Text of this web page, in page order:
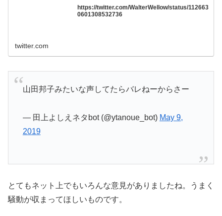
https://twitter.com/WalterWellow/status/112663
0601308532736
twitter.com
山田邦子みたいな声してたらバレねーからさー
— 田上よしえネタbot (@ytanoue_bot) May 9,
2019
とてもネット上でもいろんな意見がありましたね。うまく
騒動が収まってほしいものです。